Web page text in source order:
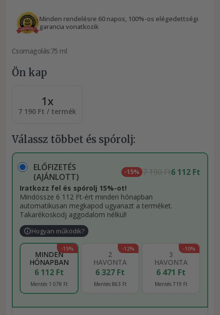
Minden rendelésre 60 napos, 100%-os elégedettségi
garancia vonatkozik
Csomagolás:75 ml
Ön kap
1x
7 190 Ft / termék
Válassz többet és spórolj:
ELŐFIZETÉS
(AJÁNLOTT)
-15% 7 190 Ft6 112 Ft
Iratkozz fel és spórolj 15%-ot!
Mindössze 6 112 Ft-ért minden hónapban
automatikusan megkapod ugyanazt a terméket.
Takarékoskodj aggodalom nélkül!
Hogyan működik?
-15%
MINDEN
HÓNAPBAN
6 112 Ft
Mentés 1 078 Ft
-12%
2
HAVONTA
6 327 Ft
Mentés 863 Ft
-10%
3
HAVONTA
6 471 Ft
Mentés 719 Ft